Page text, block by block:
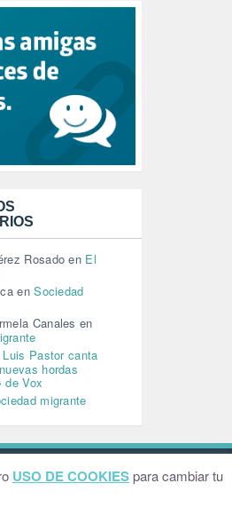
(1)
(232)
(26)
(1)
CIUDADANA (393)
(12)
(2)
(1)
(367)
(358)
Rosado en El
enSociedad
Canales en
Luis Pastor canta
hordas
de Vox
migrante
USO DE COOKIESpara cambiar tu